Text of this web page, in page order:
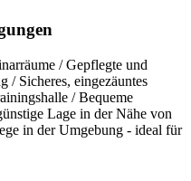
/ Gepflegte und
/ Sicheres, eingezäuntes
/ Bequeme
Lage in der Nähe von
in der Umgebung - ideal für